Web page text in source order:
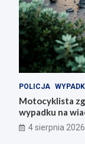
POLICJA WYPADKI
Motocyklista
wypadku na
4 sierpnia 2026